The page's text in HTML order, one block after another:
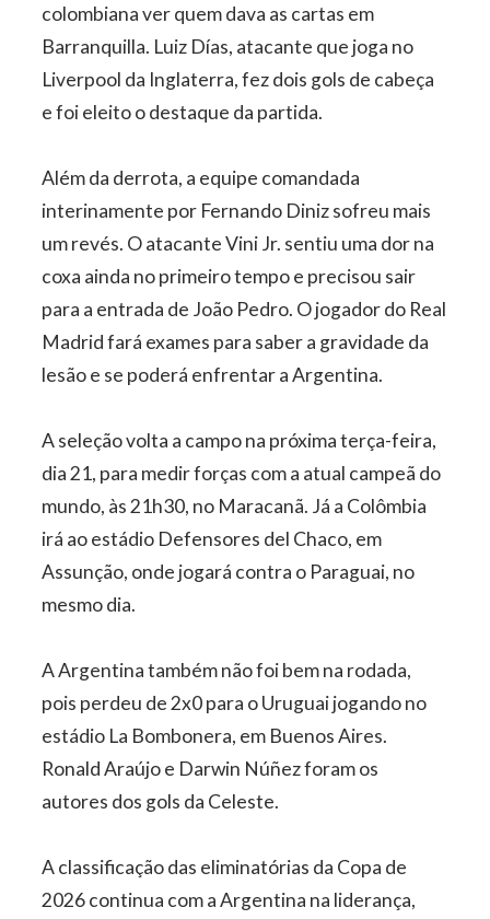
colombiana ver quem dava as cartas em
Barranquilla. Luiz Días, atacante que joga no
Liverpool da Inglaterra, fez dois gols de cabeça
e foi eleito o destaque da partida.
Além da derrota, a equipe comandada
interinamente por Fernando Diniz sofreu mais
um revés. O atacante Vini Jr. sentiu uma dor na
coxa ainda no primeiro tempo e precisou sair
para a entrada de João Pedro. O jogador do Real
Madrid fará exames para saber a gravidade da
lesão e se poderá enfrentar a Argentina.
A seleção volta a campo na próxima terça-feira,
dia 21, para medir forças com a atual campeã do
mundo, às 21h30, no Maracanã. Já a Colômbia
irá ao estádio Defensores del Chaco, em
Assunção, onde jogará contra o Paraguai, no
mesmo dia.
A Argentina também não foi bem na rodada,
pois perdeu de 2x0 para o Uruguai jogando no
estádio La Bombonera, em Buenos Aires.
Ronald Araújo e Darwin Núñez foram os
autores dos gols da Celeste.
A classificação das eliminatórias da Copa de
2026 continua com a Argentina na liderança,